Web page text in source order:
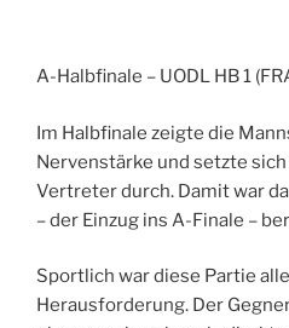
A-Halbfinale – UODL HB 1
Im Halbfinale zeigte die
Nervenstärke und setzte
Vertreter durch. Damit war
– der Einzug ins A-Finale –
Sportlich war diese Partie
Herausforderung. Der